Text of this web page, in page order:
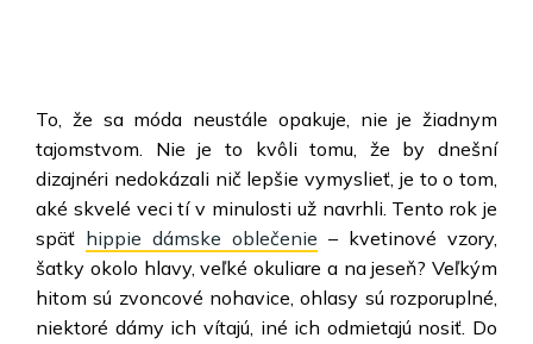
To, že sa móda neustále opakuje, nie je žiadnym
tajomstvom. Nie je to kvôli tomu, že by dnešní
dizajnéri nedokázali nič lepšie vymyslieť, je to o tom,
aké skvelé veci tí v minulosti už navrhli. Tento rok je
späť hippie dámske oblečenie – kvetinové vzory,
šatky okolo hlavy, veľké okuliare a na jeseň? Veľkým
hitom sú zvoncové nohavice, ohlasy sú rozporuplné,
niektoré dámy ich vítajú, iné ich odmietajú nosiť. Do